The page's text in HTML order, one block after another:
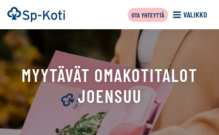
Siirry
sisältöön
Etusivu VALIKKO
OTA YHTEYTTÄ
MYYTÄVÄT OMAKOTITALOT
JOENSUU